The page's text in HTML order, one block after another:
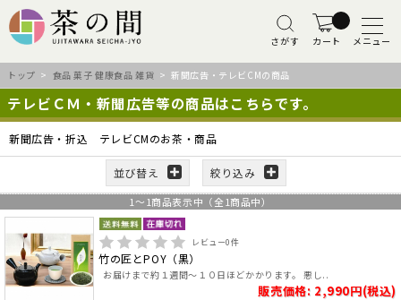
さがす カート メニュー
トップ > 食品 菓子 健康食品 雑貨 > 新聞広告・テレビCMの商品
テレビＣＭ・新聞広告等の商品はこちらです。
新聞広告・折込 テレビCMのお茶・商品
並び替え 絞り込み
1 ～ 1商品表示中（全 1商品中）
レビュー0件
竹の匠とPOY（黒）
お届けまで約１週間～１０日ほどかかります。 悪し..
販売価格: 2,990円(税込)